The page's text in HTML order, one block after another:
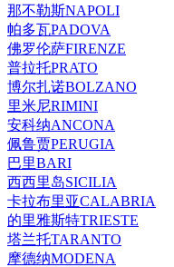
那不勒斯NAPOLI
帕多瓦PADOVA
佛罗伦萨FIRENZE
普拉托PRATO
博尔扎诺BOLZANO
里米尼RIMINI
安科纳ANCONA
佩鲁贾PERUGIA
巴里BARI
西西里岛SICILIA
卡拉布里亚CALABRIA
的里雅斯特TRIESTE
塔兰托TARANTO
摩德纳MODENA